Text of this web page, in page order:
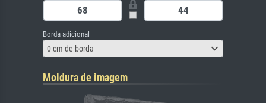
Borda adicional
0 cm de borda
Moldura de imagem